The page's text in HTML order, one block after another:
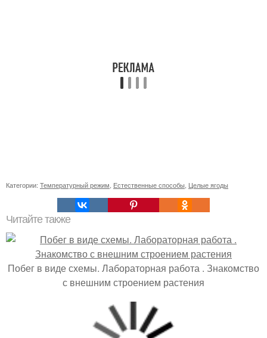
Категории: Температурный режим Естественные способы Целые ягоды
Читайте также
Побег в виде схемы. Лабораторная работа . Знакомство
с внешним строением растения